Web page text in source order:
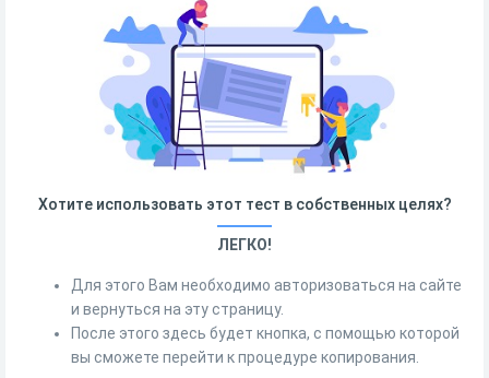
Хотите использовать этот тест в собственных целях?
ЛЕГКО!
Для этого Вам необходимо авторизоваться на сайте
и вернуться на эту страницу.
После этого здесь будет кнопка, с помощью которой
вы сможете перейти к процедуре копирования.